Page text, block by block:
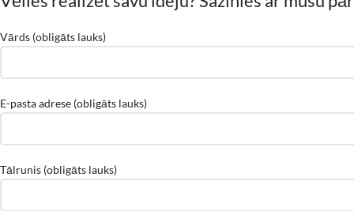
Vārds (obligāts lauks)
E-pasta adrese (obligāts lauks)
Tālrunis (obligāts lauks)